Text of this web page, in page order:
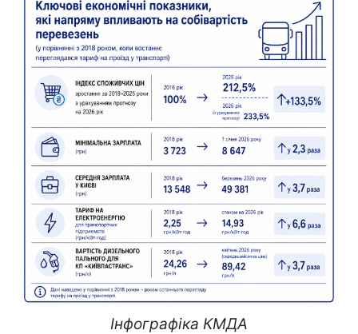
Інфографіка КМДА